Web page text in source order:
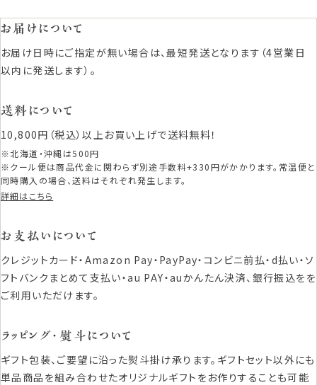
お届けについて
お届け日時にご指定が無い場合は、最短発送となります（4営業日
以内に発送します）。
送料について
10,800円（税込）以上お買い上げで送料無料！
※北海道・沖縄は500円
※クール便は商品代金に関わらず別途手数料+330円がかかります。常温便と
同時購入の場合、送料はそれぞれ発生します。
詳細はこちら
お支払いについて
クレジットカード・Amazon Pay・PayPay・コンビニ前払・d払い・ソ
フトバンクまとめて支払い・au PAY・auかんたん決済、銀行振込をを
ご利用いただけます。
ラッピング・熨斗について
ギフト包装、ご要望に沿った熨斗掛け承ります。ギフトセット以外にも
単品商品を組み合わせたオリジナルギフトをお作りすることも可能